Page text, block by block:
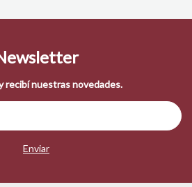
recibí nuestras novedades.